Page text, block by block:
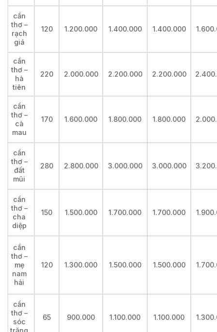
cần
thơ –
rạch
giá
120 1.200.000 1.400.000 1.400.000
cần
thơ –
hà
tiên
220 2.000.000 2.200.000 2.200.000
cần
thơ –
cà
mau
170 1.600.000 1.800.000 1.800.000
cần
thơ –
đất
mũi
280 2.800.000 3.000.000 3.000.000
cần
thơ –
cha
diệp
150 1.500.000 1.700.000 1.700.000
cần
thơ –
mẹ
nam
hải
120 1.300.000 1.500.000 1.500.000
cần
thơ –
sóc
trăng
65 900.000 1.100.000 1.100.000